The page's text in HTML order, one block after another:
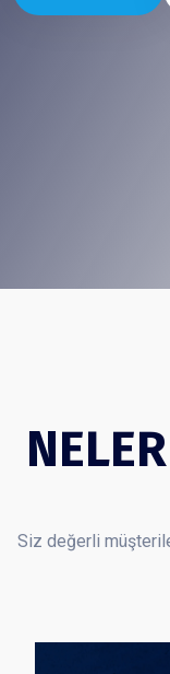
NELER
Siz değerli